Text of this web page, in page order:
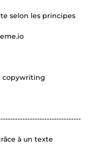
selon les principes
copywriting
à un texte